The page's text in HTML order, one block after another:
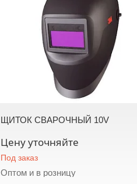
ЩИТОК СВАРОЧНЫЙ 10V
Цену уточняйте
Под заказ
Оптом и в розницу